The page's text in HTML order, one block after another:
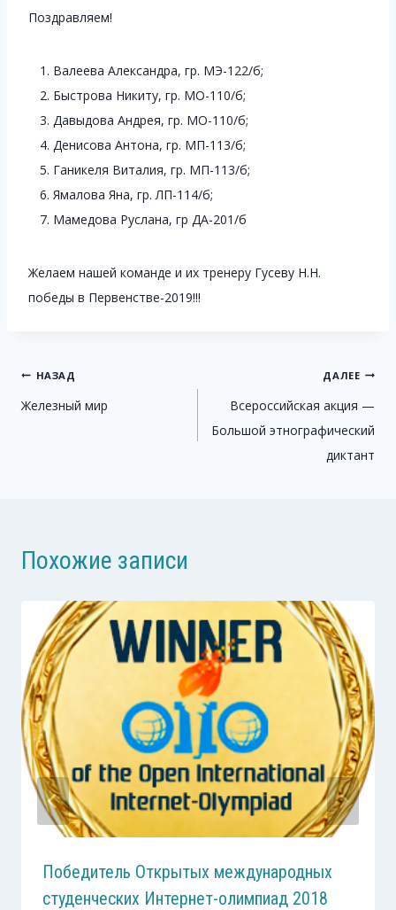
Поздравляем!
Валеева Александра, гр. МЭ-122/б;
Быстрова Никиту, гр. МО-110/б;
Давыдова Андрея, гр. МО-110/б;
Денисова Антона, гр. МП-113/б;
Ганикеля Виталия, гр. МП-113/б;
Ямалова Яна, гр. ЛП-114/б;
Мамедова Руслана, гр ДА-201/б
Желаем нашей команде и их тренеру Гусеву Н.Н.
победы в Первенстве-2019!!!
Навигация
по
НАЗАД
Железный мир
ДАЛЕЕ
Всероссийская акция —
Большой этнографический
диктант
Похожие записи
Победитель Открытых международных
студенческих Интернет-олимпиад 2018